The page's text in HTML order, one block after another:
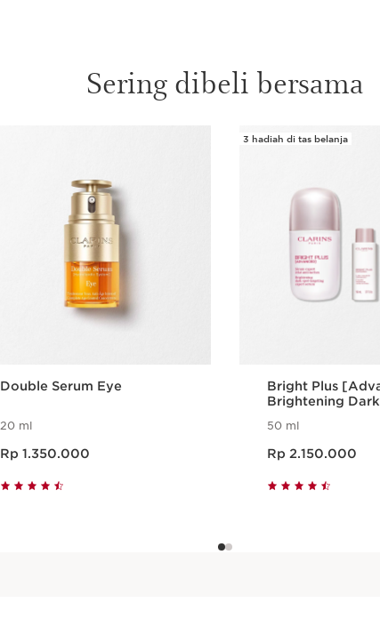
Sering dibeli bersama
Double Serum Eye
20 ml
Rp 1.350.000
Tampilan Cepat
3 hadiah di tas belanja
Bright Plus
Brightening
50 ml
Rp 2.150.000